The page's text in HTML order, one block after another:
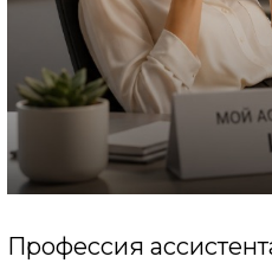
Профессия